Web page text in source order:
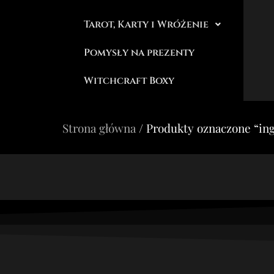
Tarot, Karty i Wróżenie
Pomysły na prezenty
Witchcraft Boxy
Strona główna / Produkty oznaczone